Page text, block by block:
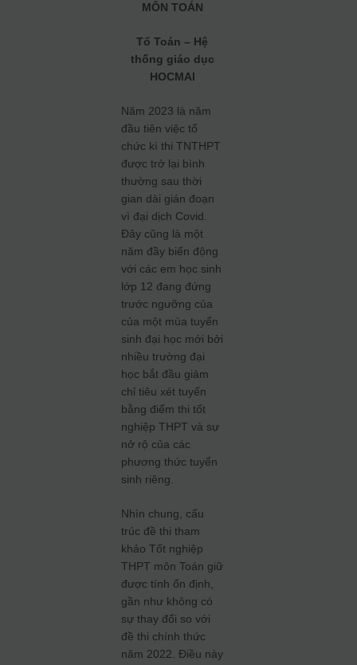
MÔN TOÁN
Tổ Toán – Hệ
thống giáo dục
HOCMAI
Năm 2023 là năm
đầu tiên việc tổ
chức kì thi TNTHPT
được trở lại bình
thường sau thời
gian dài gián đoạn
vì đại dịch Covid.
Đây cũng là một
năm đầy biến động
với các em học sinh
lớp 12 đang đứng
trước ngưỡng của
của một mùa tuyển
sinh đại học mới bởi
nhiều trường đại
học bắt đầu giảm
chỉ tiêu xét tuyển
bằng điểm thi tốt
nghiệp THPT và sự
nở rộ của các
phương thức tuyển
sinh riêng.
Nhìn chung, cấu
trúc đề thi tham
khảo Tốt nghiệp
THPT môn Toán giữ
được tính ổn định,
gần như không có
sự thay đổi so với
đề thi chính thức
năm 2022. Điều này